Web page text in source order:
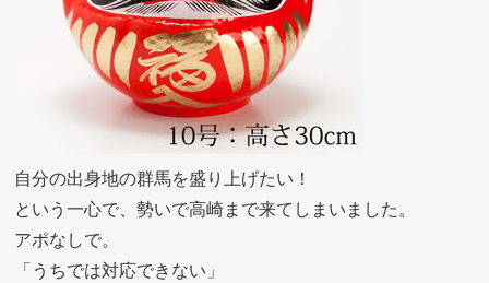
自分の出身地の群馬を盛り上げたい！
という一心で、勢いで高崎まで来てしまいました。
アポなしで。
「うちでは対応できない」